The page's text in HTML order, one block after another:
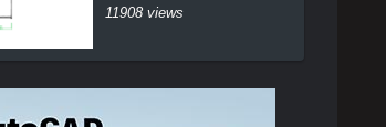
11908 views